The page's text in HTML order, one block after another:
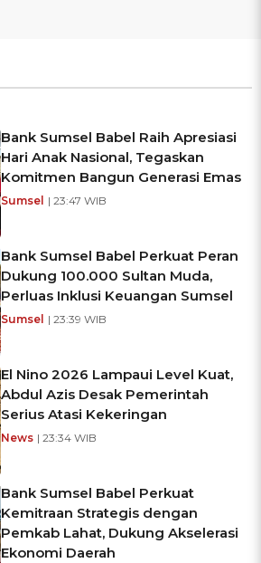
Bank Sumsel Babel Raih Apresiasi
Hari Anak Nasional, Tegaskan
Komitmen Bangun Generasi Emas
Sumsel | 23:47 WIB
Bank Sumsel Babel Perkuat Peran
Dukung 100.000 Sultan Muda,
Perluas Inklusi Keuangan Sumsel
Sumsel | 23:39 WIB
El Nino 2026 Lampaui Level Kuat,
Abdul Azis Desak Pemerintah
Serius Atasi Kekeringan
News | 23:34 WIB
Bank Sumsel Babel Perkuat
Kemitraan Strategis dengan
Pemkab Lahat, Dukung Akselerasi
Ekonomi Daerah